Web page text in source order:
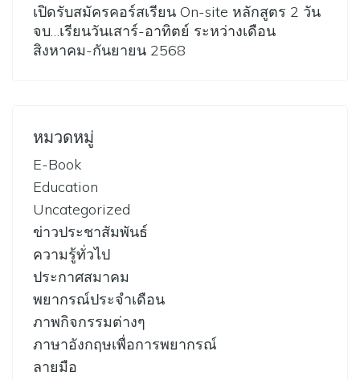
เปิดรับสมัครคอร์สเรียน On-site หลักสูตร 2 วัน
จบ…เรียนวันเสาร์-อาทิตย์ ระหว่างเดือน
สิงหาคม-กันยายน 2568
หมวดหมู่
E-Book
Education
Uncategorized
ข่าวประชาสัมพันธ์
ความรู้ทั่วไป
ประกาศสมาคม
พยากรณ์ประจำเดือน
ภาพกิจกรรมต่างๆ
ภาษาอังกฤษเพื่อการพยากรณ์
ลายมือ